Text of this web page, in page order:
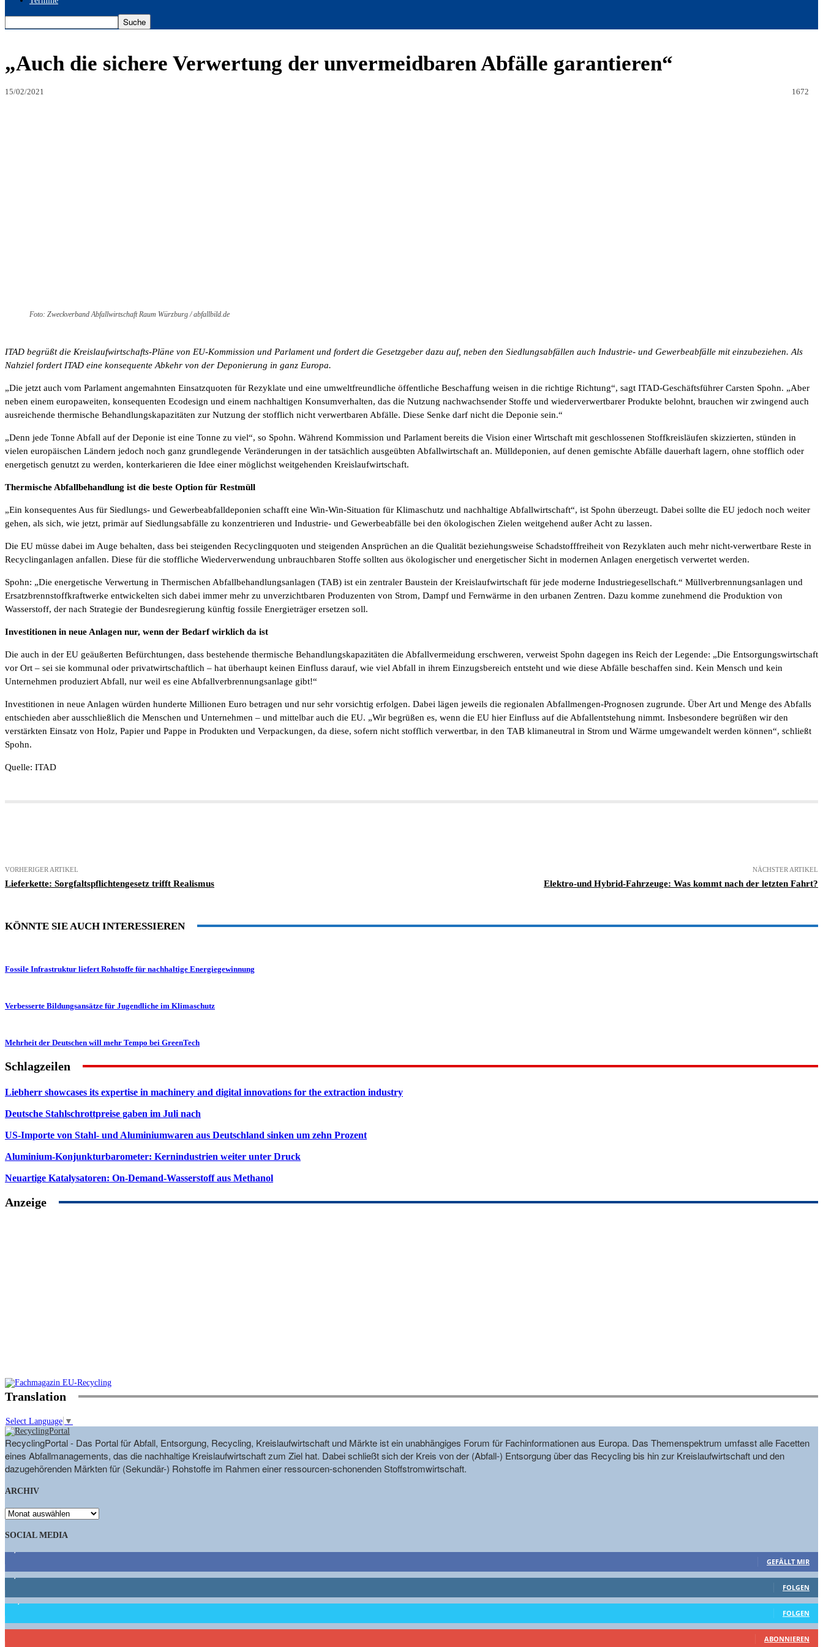
„Auch die sichere Verwertung der unvermeidbaren Abfälle garantieren“
15/02/2021 1672
Foto: Zweckverband Abfallwirtschaft Raum Würzburg / abfallbild.de
ITAD begrüßt die Kreislaufwirtschafts-Pläne von EU-Kommission und Parlament und fordert die Gesetzgeber dazu auf, neben den Siedlungsabfällen auch Industrie- und Gewerbeabfälle mit einzubeziehen. Als
Nahziel fordert ITAD eine konsequente Abkehr von der Deponierung in ganz Europa.
„Die jetzt auch vom Parlament angemahnten Einsatzquoten für Rezyklate und eine umweltfreundliche öffentliche Beschaffung weisen in die richtige Richtung“, sagt ITAD-Geschäftsführer Carsten Spohn. „Aber
neben einem europaweiten, konsequenten Ecodesign und einem nachhaltigen Konsumverhalten, das die Nutzung nachwachsender Stoffe und wiederverwertbarer Produkte belohnt, brauchen wir zwingend auch
ausreichende thermische Behandlungskapazitäten zur Nutzung der stofflich nicht verwertbaren Abfälle. Diese Senke darf nicht die Deponie sein.“
„Denn jede Tonne Abfall auf der Deponie ist eine Tonne zu viel“, so Spohn. Während Kommission und Parlament bereits die Vision einer Wirtschaft mit geschlossenen Stoffkreisläufen skizzierten, stünden in
vielen europäischen Ländern jedoch noch ganz grundlegende Veränderungen in der tatsächlich ausgeübten Abfallwirtschaft an. Mülldeponien, auf denen gemischte Abfälle dauerhaft lagern, ohne stofflich oder
energetisch genutzt zu werden, konterkarieren die Idee einer möglichst weitgehenden Kreislaufwirtschaft.
Thermische Abfallbehandlung ist die beste Option für Restmüll
„Ein konsequentes Aus für Siedlungs- und Gewerbeabfalldeponien schafft eine Win-Win-Situation für Klimaschutz und nachhaltige Abfallwirtschaft“, ist Spohn überzeugt. Dabei sollte die EU jedoch noch weiter
gehen, als sich, wie jetzt, primär auf Siedlungsabfälle zu konzentrieren und Industrie- und Gewerbeabfälle bei den ökologischen Zielen weitgehend außer Acht zu lassen.
Die EU müsse dabei im Auge behalten, dass bei steigenden Recyclingquoten und steigenden Ansprüchen an die Qualität beziehungsweise Schadstofffreiheit von Rezyklaten auch mehr nicht-verwertbare Reste in
Recyclinganlagen anfallen. Diese für die stoffliche Wiederverwendung unbrauchbaren Stoffe sollten aus ökologischer und energetischer Sicht in modernen Anlagen energetisch verwertet werden.
Spohn: „Die energetische Verwertung in Thermischen Abfallbehandlungsanlagen (TAB) ist ein zentraler Baustein der Kreislaufwirtschaft für jede moderne Industriegesellschaft.“ Müllverbrennungsanlagen und
Ersatzbrennstoffkraftwerke entwickelten sich dabei immer mehr zu unverzichtbaren Produzenten von Strom, Dampf und Fernwärme in den urbanen Zentren. Dazu komme zunehmend die Produktion von
Wasserstoff, der nach Strategie der Bundesregierung künftig fossile Energieträger ersetzen soll.
Investitionen in neue Anlagen nur, wenn der Bedarf wirklich da ist
Die auch in der EU geäußerten Befürchtungen, dass bestehende thermische Behandlungskapazitäten die Abfallvermeidung erschweren, verweist Spohn dagegen ins Reich der Legende: „Die Entsorgungswirtschaft
vor Ort – sei sie kommunal oder privatwirtschaftlich – hat überhaupt keinen Einfluss darauf, wie viel Abfall in ihrem Einzugsbereich entsteht und wie diese Abfälle beschaffen sind. Kein Mensch und kein
Unternehmen produziert Abfall, nur weil es eine Abfallverbrennungsanlage gibt!“
Investitionen in neue Anlagen würden hunderte Millionen Euro betragen und nur sehr vorsichtig erfolgen. Dabei lägen jeweils die regionalen Abfallmengen-Prognosen zugrunde. Über Art und Menge des Abfalls
entschieden aber ausschließlich die Menschen und Unternehmen – und mittelbar auch die EU. „Wir begrüßen es, wenn die EU hier Einfluss auf die Abfallentstehung nimmt. Insbesondere begrüßen wir den
verstärkten Einsatz von Holz, Papier und Pappe in Produkten und Verpackungen, da diese, sofern nicht stofflich verwertbar, in den TAB klimaneutral in Strom und Wärme umgewandelt werden können“, schließt
Spohn.
Quelle: ITAD
VORHERIGER ARTIKEL
Lieferkette: Sorgfaltspflichtengesetz trifft Realismus
NÄCHSTER ARTIKEL
Elektro-und Hybrid-Fahrzeuge: Was kommt nach der letzten Fahrt?
KÖNNTE SIE AUCH INTERESSIEREN
Fossile Infrastruktur liefert Rohstoffe für nachhaltige Energiegewinnung
Verbesserte Bildungsansätze für Jugendliche im Klimaschutz
Mehrheit der Deutschen will mehr Tempo bei GreenTech
Schlagzeilen
Liebherr showcases its expertise in machinery and digital innovations for the extraction industry
Deutsche Stahlschrottpreise gaben im Juli nach
US-Importe von Stahl- und Aluminiumwaren aus Deutschland sinken um zehn Prozent
Aluminium-Konjunkturbarometer: Kernindustrien weiter unter Druck
Neuartige Katalysatoren: On-Demand-Wasserstoff aus Methanol
Anzeige
Translation
Select Language ▼
RecyclingPortal - Das Portal für Abfall, Entsorgung, Recycling, Kreislaufwirtschaft und Märkte ist ein unabhängiges Forum für Fachinformationen aus Europa. Das Themenspektrum umfasst alle Facetten
eines Abfallmanagements, das die nachhaltige Kreislaufwirtschaft zum Ziel hat. Dabei schließt sich der Kreis von der (Abfall-) Entsorgung über das Recycling bis hin zur Kreislaufwirtschaft und den
dazugehörenden Märkten für (Sekundär-) Rohstoffe im Rahmen einer ressourcen-schonenden Stoffstromwirtschaft.
ARCHIV
ARCHIV
SOCIAL MEDIA
GEFÄLLT MIR
1,662 Follower
FOLGEN
15,658 Follower
FOLGEN
460 Abonnenten
ABONNIEREN